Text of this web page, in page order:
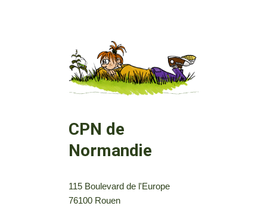
CPN de
Normandie
115 Boulevard de l'Europe
76100 Rouen